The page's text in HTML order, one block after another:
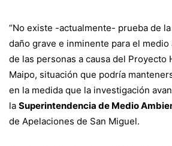
“No existe -actualmente- prueba de
daño grave e inminente para el medio
de las personas a causa del
Maipo, situación que podría
en la medida que la investigación
la Superintendencia de Medio
de Apelaciones de San Miguel.